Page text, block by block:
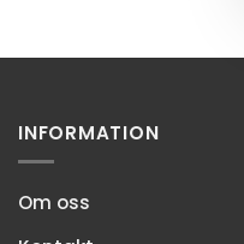
INFORMATION
Om oss